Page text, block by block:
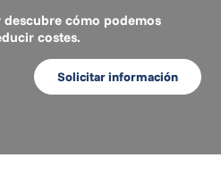
cómo podemos
costes.
Solicitar información